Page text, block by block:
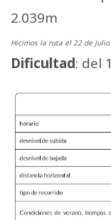
2.039m
Hicimos la ruta el 22 de
Dificultad: del